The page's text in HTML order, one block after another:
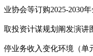
业协会等订购2025-2030
取投资计谋规划阐发演讲
停业务收入变化环境（单